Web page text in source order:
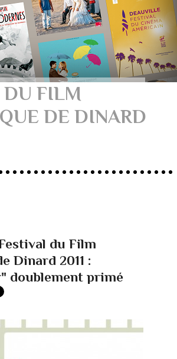
DU FILM
DE DINARD
du Film
Dinard 2011 :
doublement primé